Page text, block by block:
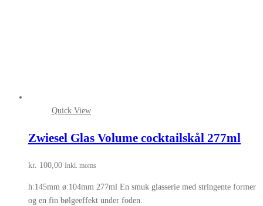
Quick View
Zwiesel Glas Volume cocktailskål 277ml
kr. 100,00 Inkl. moms
h:145mm ø:104mm 277ml En smuk glasserie med stringente former
og en fin bølgeeffekt under foden.